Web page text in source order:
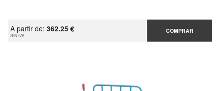
A partir de: 362.25 €
SIN IVA
COMPRAR